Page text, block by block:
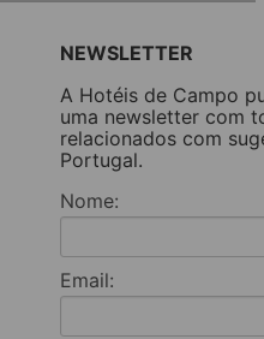
NEWSLETTER
A Hotéis de Campo
uma newsletter com
relacionados com
Portugal.
Nome:
Email: